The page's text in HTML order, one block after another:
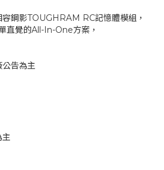
鋼影TOUGHRAM RC記憶體模組，
直覺的All-In-One方案，
告為主